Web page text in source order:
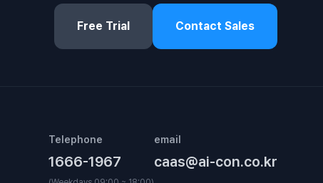
Free Trial Contact Sales
Telephone
1666-1967
email
caas@ai-con.co.kr